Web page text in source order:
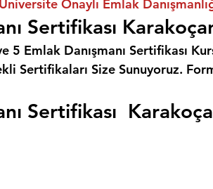
Onaylı Emlak
Sertifikası
5 Emlak Danışmanı Sertifikası
Sertifikaları Size Sunuyoruz.
Sertifikası